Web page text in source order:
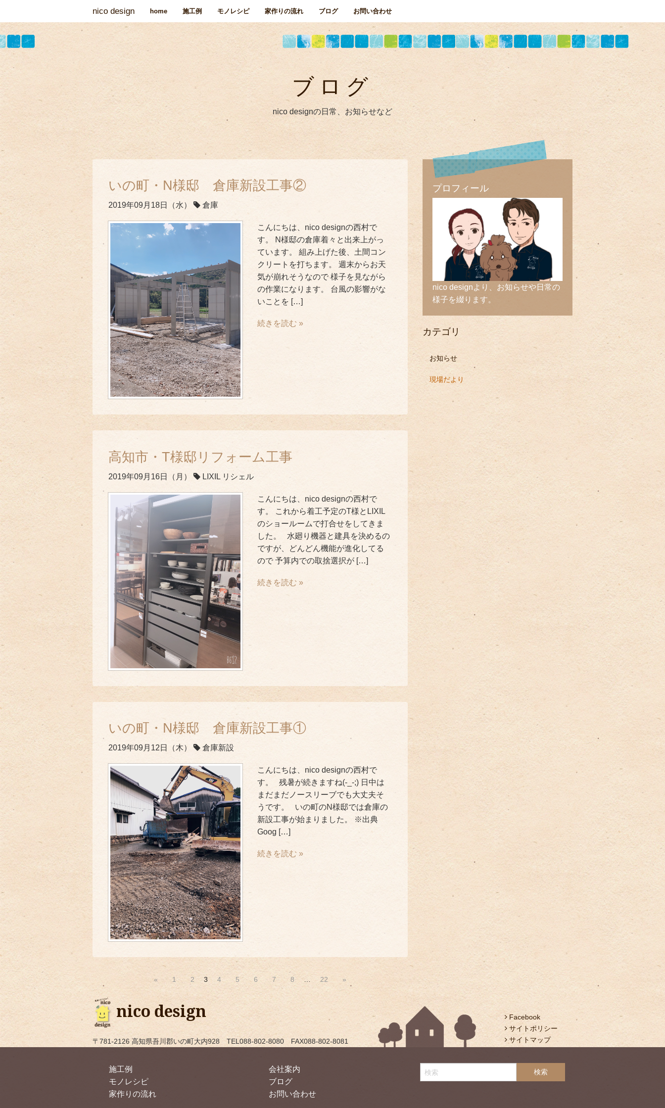
nico design home 施工例 モノレシピ 家作りの流れ ブログ お問い合わせ
ブログ
nico designの日常、お知らせなど
いの町・N様邸 倉庫新設工事②
2019年09月18日（水） 倉庫
こんにちは、nico designの西村で
す。 N様邸の倉庫着々と出来上がっ
ています。 組み上げた後、土間コン
クリートを打ちます。 週末からお天
気が崩れそうなので 様子を見ながら
の作業になります。 台風の影響がな
いことを […]
続きを読む »
高知市・T様邸リフォーム工事
2019年09月16日（月） LIXIL リシェル
こんにちは、nico designの西村で
す。 これから着工予定のT様とLIXIL
のショールームで打合せをしてきま
した。 水廻り機器と建具を決めるの
ですが、どんどん機能が進化してる
ので 予算内での取捨選択が […]
続きを読む »
いの町・N様邸 倉庫新設工事①
2019年09月12日（木） 倉庫新設
こんにちは、nico designの西村で
す。 残暑が続きますね(-_-;) 日中は
まだまだノースリーブでも大丈夫そ
うです。 いの町のN様邸では倉庫の
新設工事が始まりました。 ※出典
Goog […]
続きを読む »
« 1 2 3 4 5 6 7 8 22 »
プロフィール
nico designより、お知らせや日常の
様子を綴ります。
カテゴリ
お知らせ
現場だより
nico design
〒781-2126 高知県吾川郡いの町大内928 TEL088-802-8080 FAX088-802-8081
Facebook
サイトポリシー
サイトマップ
施工例
モノレシピ
家作りの流れ
会社案内
ブログ
お問い合わせ